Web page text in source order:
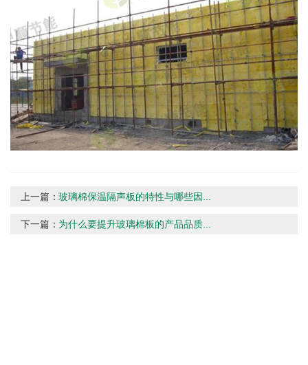
上一篇：玻璃棉保温隔声板的特性与哪些因...
下一篇： 为什么要提升玻璃棉板的产品品质...